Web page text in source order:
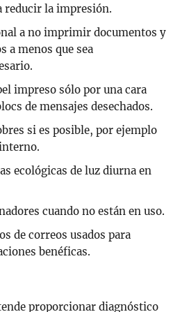
reducir la impresión.
a no imprimir documentos y
a menos que sea
impreso sólo por una cara
de mensajes desechados.
si es posible, por ejemplo
ecológicas de luz diurna en
cuando no están en uso.
de correos usados para
benéficas.
proporcionar diagnóstico